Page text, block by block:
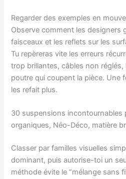
Regarder des exemples en
Observe comment les designers
faisceaux et les reflets sur les
Tu repèreras vite les erreurs
trop brillantes, câbles non réglés,
poutre qui coupent la pièce. Une
les refait plus.
30 suspensions incontournables
organiques, Néo-Déco, matière
Classer par familles visuelles
dominant, puis autorise-toi un
méthode évite le “mélange sans